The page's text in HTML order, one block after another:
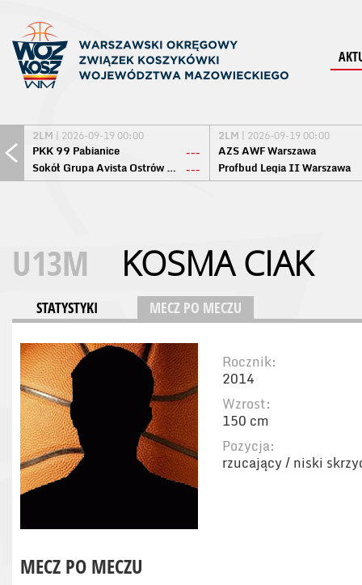
2LM | 2026-09-19 00:00
PKK 99 Pabianice
---
Sokół Grupa Avista Ostrów Maz. ---
2LM | 2026-09-19 00:00
AZS AWF Warszawa
Profbud Legia II Warszawa
U13M KOSMA CIAK
STATYSTYKI MECZ PO MECZU
Rocznik:
2014
Wzrost:
150 cm
Pozycja:
rzucający / niski
MECZ PO MECZU